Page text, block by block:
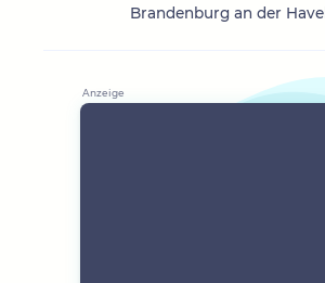
Brandenburg an der Havel